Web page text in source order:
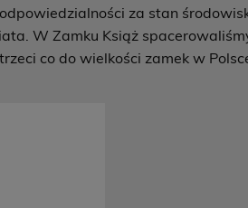
za stan
W Zamku Książ
co do wielkości zamek w